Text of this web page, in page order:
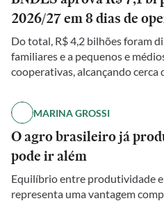
2026/27 em 8 dias de
Do total, R$ 4,2 bilhões foram
familiares e a pequenos e
cooperativas, alcançando cerca
MARINA GROSSI
O agro brasileiro já
pode ir além
Equilíbrio entre produtividade
representa uma vantagem